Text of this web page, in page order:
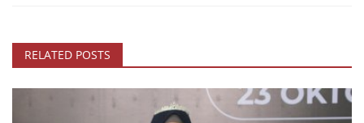
RELATED POSTS